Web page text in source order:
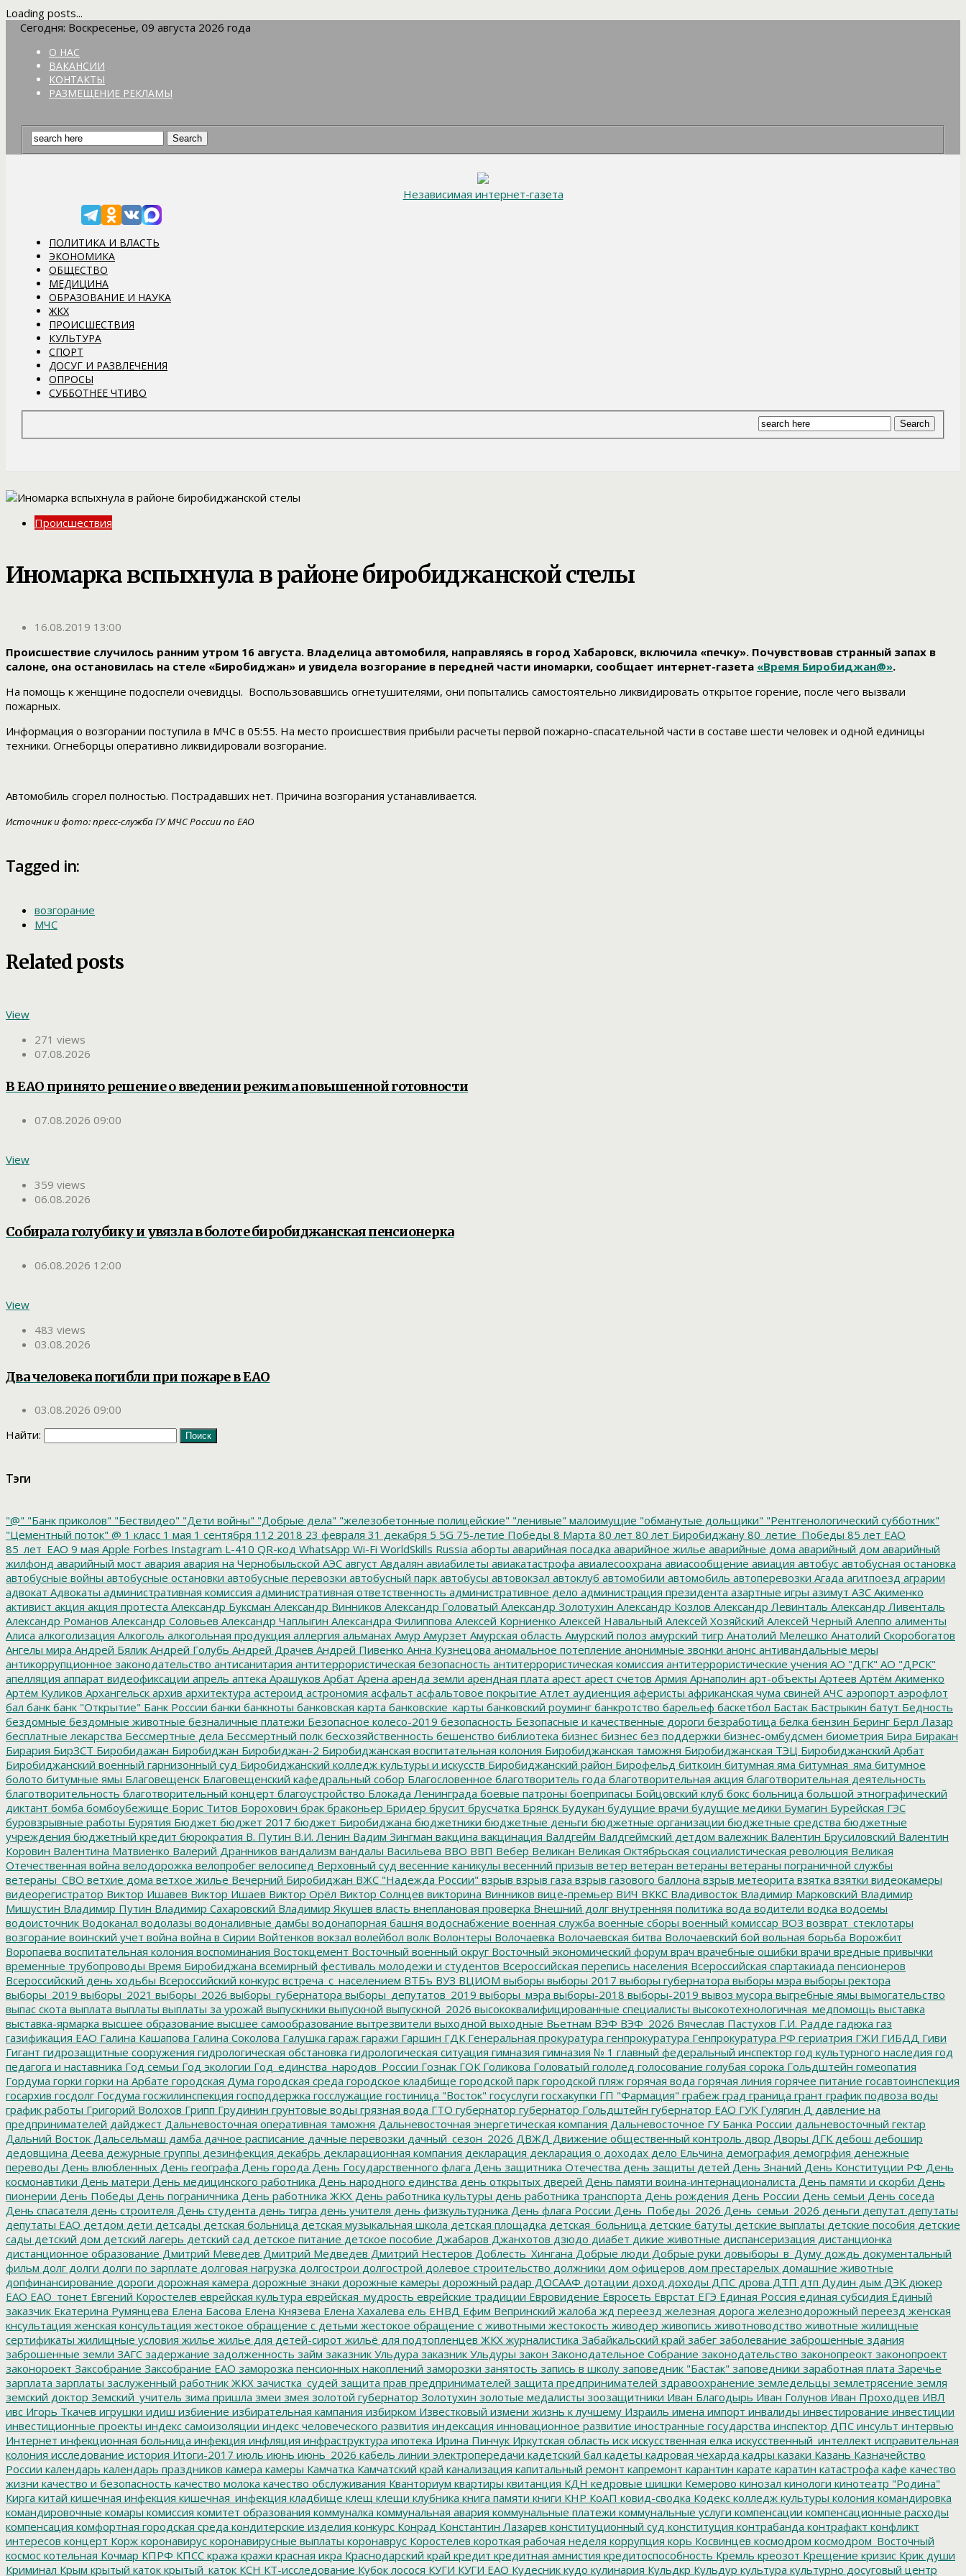
Loading posts...
Сегодня: Воскресенье, 09 августа 2026 года
О НАС
ВАКАНСИИ
КОНТАКТЫ
РАЗМЕЩЕНИЕ РЕКЛАМЫ
Независимая интернет-газета
ПОЛИТИКА И ВЛАСТЬ
ЭКОНОМИКА
ОБЩЕСТВО
МЕДИЦИНА
ОБРАЗОВАНИЕ И НАУКА
ЖКХ
ПРОИСШЕСТВИЯ
КУЛЬТУРА
СПОРТ
ДОСУГ И РАЗВЛЕЧЕНИЯ
ОПРОСЫ
СУББОТНЕЕ ЧТИВО
Происшествия
Иномарка вспыхнула в районе биробиджанской стелы
16.08.2019 13:00
Происшествие случилось ранним утром 16 августа. Владелица автомобиля, направляясь в город Хабаровск, включила «печку». Почувствовав странный запах в
салоне, она остановилась на стеле «Биробиджан» и увидела возгорание в передней части иномарки, сообщает интернет-газета «Время Биробиджан@».
На помощь к женщине подоспели очевидцы. Воспользовавшись огнетушителями, они попытались самостоятельно ликвидировать открытое горение, после чего вызвали
пожарных.
Информация о возгорании поступила в МЧС в 05:55. На место происшествия прибыли расчеты первой пожарно-спасательной части в составе шести человек и одной единицы
техники. Огнеборцы оперативно ликвидировали возгорание.
Автомобиль сгорел полностью. Пострадавших нет. Причина возгорания устанавливается.
Источник и фото: пресс-служба ГУ МЧС России по ЕАО
Tagged in:
возгорание
МЧС
Related posts
View
271 views
07.08.2026
В ЕАО принято решение о введении режима повышенной готовности
07.08.2026 09:00
View
359 views
06.08.2026
Собирала голубику и увязла в болоте биробиджанская пенсионерка
06.08.2026 12:00
View
483 views
03.08.2026
Два человека погибли при пожаре в ЕАО
03.08.2026 09:00
Найти:
Тэги
"@" "Банк приколов" "Бествидео" "Дети войны" "Добрые дела" "железобетонные полицейские" "ленивые" малоимущие "обманутые дольщики" "Рентгенологический субботник"
"Цементный поток" @ 1 класс 1 мая 1 сентября 112 2018 23 февраля 31 декабря 5 5G 75-летие Победы 8 Марта 80 лет 80 лет Биробиджану 80_летие_Победы 85 лет ЕАО
85_лет_ЕАО 9 мая Apple Forbes Instagram L-410 QR-код WhatsApp Wi-Fi WorldSkills Russia аборты аварийная посадка аварийное жилье аварийные дома аварийный дом аварийный
жилфонд аварийный мост авария авария на Чернобыльской АЭС август Авдалян авиабилеты авиакатастрофа авиалесоохрана авиасообщение авиация автобус автобусная остановка
автобусные войны автобусные остановки автобусные перевозки автобусный парк автобусы автовокзал автоклуб автомобили автомобиль автоперевозки Агада агитпоезд аграрии
адвокат Адвокаты административная комиссия административная ответственность административное дело администрация президента азартные игры азимут АЗС Акименко
активист акция акция протеста Александр Буксман Александр Винников Александр Головатый Александр Золотухин Александр Козлов Александр Левинталь Александр Ливенталь
Александр Романов Александр Соловьев Александр Чаплыгин Александра Филиппова Алексей Корниенко Алексей Навальный Алексей Хозяйский Алексей Черный Алеппо алименты
Алиса алкоголизация Алкоголь алкогольная продукция аллергия альманах Амур Амурзет Амурская область Амурский полоз амурский тигр Анатолий Мелешко Анатолий Скоробогатов
Ангелы мира Андрей Бялик Андрей Голубь Андрей Драчев Андрей Пивенко Анна Кузнецова аномальное потепление анонимные звонки анонс антивандальные меры
антикоррупционное законодательство антисанитария антитеррористическая безопасность антитеррористическая комиссия антитеррористические учения АО "ДГК" АО "ДРСК"
апелляция аппарат видеофиксации апрель аптека Арашуков Арбат Арена аренда земли арендная плата арест арест счетов Армия Арнаполин арт-объекты Артеев Артём Акименко
Артём Куликов Архангельск архив архитектура астероид астрономия асфальт асфальтовое покрытие Атлет аудиенция аферисты африканская чума свиней АЧС аэропорт аэрофлот
бал банк банк "Открытие" Банк России банки банкноты банковская карта банковские_карты банковский роуминг банкротство барельеф баскетбол Бастак Бастрыкин батут Бедность
бездомные бездомные животные безналичные платежи Безопасное колесо-2019 безопасность Безопасные и качественные дороги безработица белка бензин Беринг Берл Лазар
бесплатные лекарства Бессмертные дела Бессмертный полк бесхозяйственность бешенство библиотека бизнес бизнес без поддержки бизнес-омбудсмен биометрия Бира Биракан
Бирария БирЗСТ Биробидажан Биробиджан Биробиджан-2 Биробиджанская воспитательная колония Биробиджанская таможня Биробиджанская ТЭЦ Биробиджанский Арбат
Биробиджанский военный гарнизонный суд Биробиджанский колледж культуры и искусств Биробиджанский район Бирофельд биткоин битумная яма битумная_яма битумное
болото битумные ямы Благовещенск Благовещенский кафедральный собор Благословенное благотворитель года благотворительная акция благотворительная деятельность
благотворительность благотворительный концерт благоустройство Блокада Ленинграда боевые патроны боеприпасы Бойцовский клуб бокс больница большой этнографический
диктант бомба бомбоубежище Борис Титов Борохович брак браконьер Бридер брусит брусчатка Брянск Будукан будущие врачи будущие медики Бумагин Бурейская ГЭС
буровзрывные работы Бурятия Бюджет бюджет 2017 бюджет Биробиджана бюджетники бюджетные деньги бюджетные организации бюджетные средства бюджетные
учреждения бюджетный кредит бюрократия В. Путин В.И. Ленин Вадим Зингман вакцина вакцинация Валдгейм Валдгеймский детдом валежник Валентин Брусиловский Валентин
Коровин Валентина Матвиенко Валерий Дранников вандализм вандалы Васильева ВВО ВВП Вебер Великан Великая Октябрьская социалистическая революция Великая
Отечественная война велодорожка велопробег велосипед Верховный суд весенние каникулы весенний призыв ветер ветеран ветераны ветераны пограничной службы
ветераны_СВО ветхие дома ветхое жилье Вечерний Биробиджан ВЖС "Надежда России" взрыв взрыв газа взрыв газового баллона взрыв метеорита взятка взятки видеокамеры
видеорегистратор Виктор Ишавев Виктор Ишаев Виктор Орёл Виктор Солнцев викторина Винников вице-премьер ВИЧ ВККС Владивосток Владимир Марковский Владимир
Мишустин Владимир Путин Владимир Сахаровский Владимир Якушев власть внеплановая проверка Внешний долг внутренняя политика вода водители водка водоемы
водоисточник Водоканал водолазы водоналивные дамбы водонапорная башня водоснабжение военная служба военные сборы военный комиссар ВОЗ возврат_стеклотары
возгорание воинский учет война война в Сирии Войтенков вокзал волейбол волк Волонтеры Волочаевка Волочаевская битва Волочаевский бой вольная борьба Ворожбит
Воропаева воспитательная колония воспоминания Востокцемент Восточный военный округ Восточный экономический форум врач врачебные ошибки врачи вредные привычки
временные трубопроводы Время Биробиджана всемирный фестиваль молодежи и студентов Всероссийская перепись населения Всероссийская спартакиада пенсионеров
Всероссийский день ходьбы Всероссийский конкурс встреча_с_населением ВТБъ ВУЗ ВЦИОМ выборы выборы 2017 выборы губернатора выборы мэра выборы ректора
выборы_2019 выборы_2021 выборы_2026 выборы_губернатора выборы_депутатов_2019 выборы_мэра выборы-2018 выборы-2019 вывоз мусора выгребные ямы вымогательство
выпас скота выплата выплаты выплаты за урожай выпускники выпускной выпускной_2026 высококвалифицированные специалисты высокотехнологичная_медпомощь выставка
выставка-ярмарка высшее образование высшее самообразование вытрезвители выходной выходные Вьетнам ВЭФ ВЭФ_2026 Вячеслав Пастухов Г.И. Радде гадюка газ
газификация ЕАО Галина Кашапова Галина Соколова Галушка гараж гаражи Гаршин ГДК Генеральная прокуратура генпрокуратура Генпрокуратура РФ гериатрия ГЖИ ГИБДД Гиви
Гигант гидрозащитные сооружения гидрологическая обстановка гидрологическая ситуация гимназия гимназия № 1 главный федеральный инспектор год культурного наследия год
педагога и наставника Год семьи Год экологии Год_единства_народов_России Гознак ГОК Голикова Головатый гололед голосование голубая сорока Гольдштейн гомеопатия
Гордума горки горки на Арбате городская Дума городская среда городское кладбище городской парк городской пляж горячая вода горячая линия горячее питание госавтоинспекция
госархив госдолг Госдума госжилинспекция господдержка госслужащие гостиница "Восток" госуслуги госхакупки ГП "Фармация" грабеж град граница грант график подвоза воды
график работы Григорий Волохов Грипп Грудинин грунтовые воды грязная вода ГТО губернатор губернатор Гольдштейн губернатор ЕАО ГУК Гулягин Д давление на
предпринимателей дайджест Дальневосточная оперативная таможня Дальневосточная энергетическая компания Дальневосточное ГУ Банка России дальневосточный гектар
Дальний Восток Дальсельмаш дамба дачное расписание дачные перевозки дачный_сезон_2026 ДВЖД Движение общественный контроль двор Дворы ДГК дебош дебошир
дедовщина Деева дежурные группы дезинфекция декабрь декларационная компания декларация декларация о доходах дело Ельчина демография демогрфия денежные
переводы День влюбленных День географа День города День Государственного флага День защитника Отечества день защиты детей День Знаний День Конституции РФ День
космонавтики День матери День медицинского работника День народного единства день открытых дверей День памяти воина-интернационалиста День памяти и скорби День
пионерии День Победы День пограничника День работника ЖКХ День работника культуры день работника транспорта День рождения День России День семьи День соседа
День спасателя день строителя День студента день тигра день учителя день физкультурника День флага России День_Победы_2026 День_семьи_2026 деньги депутат депутаты
депутаты ЕАО детдом дети детсады детская больница детская музыкальная школа детская площадка детская_больница детские батуты детские выплаты детские пособия детские
сады детский дом детский лагерь детский сад детское питание детское пособие Джабаров Джанхотов дзюдо диабет дикие животные диспансеризация дистанционка
дистанционное образование Дмитрий Меведев Дмитрий Медведев Дмитрий Нестеров Доблесть_Хингана Добрые люди Добрые руки довыборы_в_Думу дождь документальный
фильм долг долги долги по зарплате долговая нагрузка долгострои долгострой долевое строительство должники дом офицеров дом престарелых домашние животные
допфинансирование дороги дорожная камера дорожные знаки дорожные камеры дорожный радар ДОСААФ дотации доход доходы ДПС дрова ДТП дтп Дудин дым ДЭК дюкер
ЕАО ЕАО_тонет Евгений Коростелев еврейская культура еврейская_мудрость еврейские традиции Евровидение Евросеть Еврстат ЕГЭ Единая Россия единая субсидия Единый
заказчик Екатерина Румянцева Елена Басова Елена Князева Елена Хахалева ель ЕНВД Ефим Вепринский жалоба жд переезд железная дорога железнодорожный переезд женская
кнсультация женская консультация жестокое обращение с детьми жестокое обращение с животными жестокость живодер живопись животноводство животные жилищные
сертификаты жилищные условия жилье жилье для детей-сирот жильё для подтопленцев ЖКХ журналистика Забайкальский край забег заболевание заброшенные здания
заброшенные земли ЗАГС задержание задолженность займ заказник Ульдура заказник Ульдуры закон Законодательное Собрание законодательство законопреокт законопроект
законороект Заксобрание Заксобрание ЕАО заморозка пенсионных накоплений заморозки занятость запись в школу заповедник "Бастак" заповедники заработная плата Заречье
зарплата зарплаты заслуженный работник ЖКХ зачистка_судей защита прав предпринимателей защита предпринимателей здравоохранение земледельцы землетрясение земля
земский доктор Земский_учитель зима пришла змеи змея золотой губернатор Золотухин золотые медалисты зоозащитники Иван Благодырь Иван Голунов Иван Проходцев ИВЛ
ивс Игорь Ткачев игрушки идиш избиение избирательная кампания избирком Известковый измени жизнь к лучшему Израиль имена импорт инвалиды инвестирование инвестиции
инвестиционные проекты индекс самоизоляции индекс человеческого развития индексация инновационное развитие иностранные государства инспектор ДПС инсульт интервью
Интернет инфекционная больница инфекция инфляция инфраструктура ипотека Ирина Пинчук Иркутская область иск искусственная елка искусственный_интеллект исправительная
колония исследование история Итоги-2017 июль июнь июнь_2026 кабель линии электропередачи кадетский бал кадеты кадровая чехарда кадры казаки Казань Казначейство
России календарь календарь праздников камера камеры Камчатка Камчатский край канализация капитальный ремонт капремонт карантин карате каратин катастрофа кафе качество
жизни качество и безопасность качество молока качество обслуживания Кванториум квартиры квитанция КДН кедровые шишки Кемерово кинозал кинологи кинотеатр "Родина"
Кирга китай кишечная инфекция кишечная_инфекция кладбище клещ клещи клубника книга памяти книги КНР КоАП ковид-сводка Кодекс колледж культуры колония командировка
командировочные комары комиссия комитет образования коммуналка коммунальная авария коммунальные платежи коммунальные услуги компенсации компенсационные расходы
компенсация комфортная городская среда кондитерские изделия конкурс Конрад Константин Лазарев конституционный суд конституция контрабанда контрафакт конфликт
интересов концерт Корж коронавирус коронавирусные выплаты коронаврус Коростелев короткая рабочая неделя коррупция корь Косвинцев космодром космодром_Восточный
космос котельная Кочмар КПРФ КПСС кража кражи красная икра Краснодарский край кредит кредитная амнистия кредитоспособность Кремль креозот Крещение кризис Крик души
Криминал Крым крытый каток крытый_каток КСН КТ-исследование Кубок лосося КУГИ КУГИ ЕАО Кудесник кудо кулинария Кульдкр Кульдур культура культурно досуговый центр